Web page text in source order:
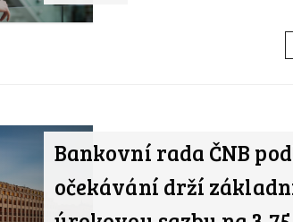
Bankovní rada ČNB
očekávání drží